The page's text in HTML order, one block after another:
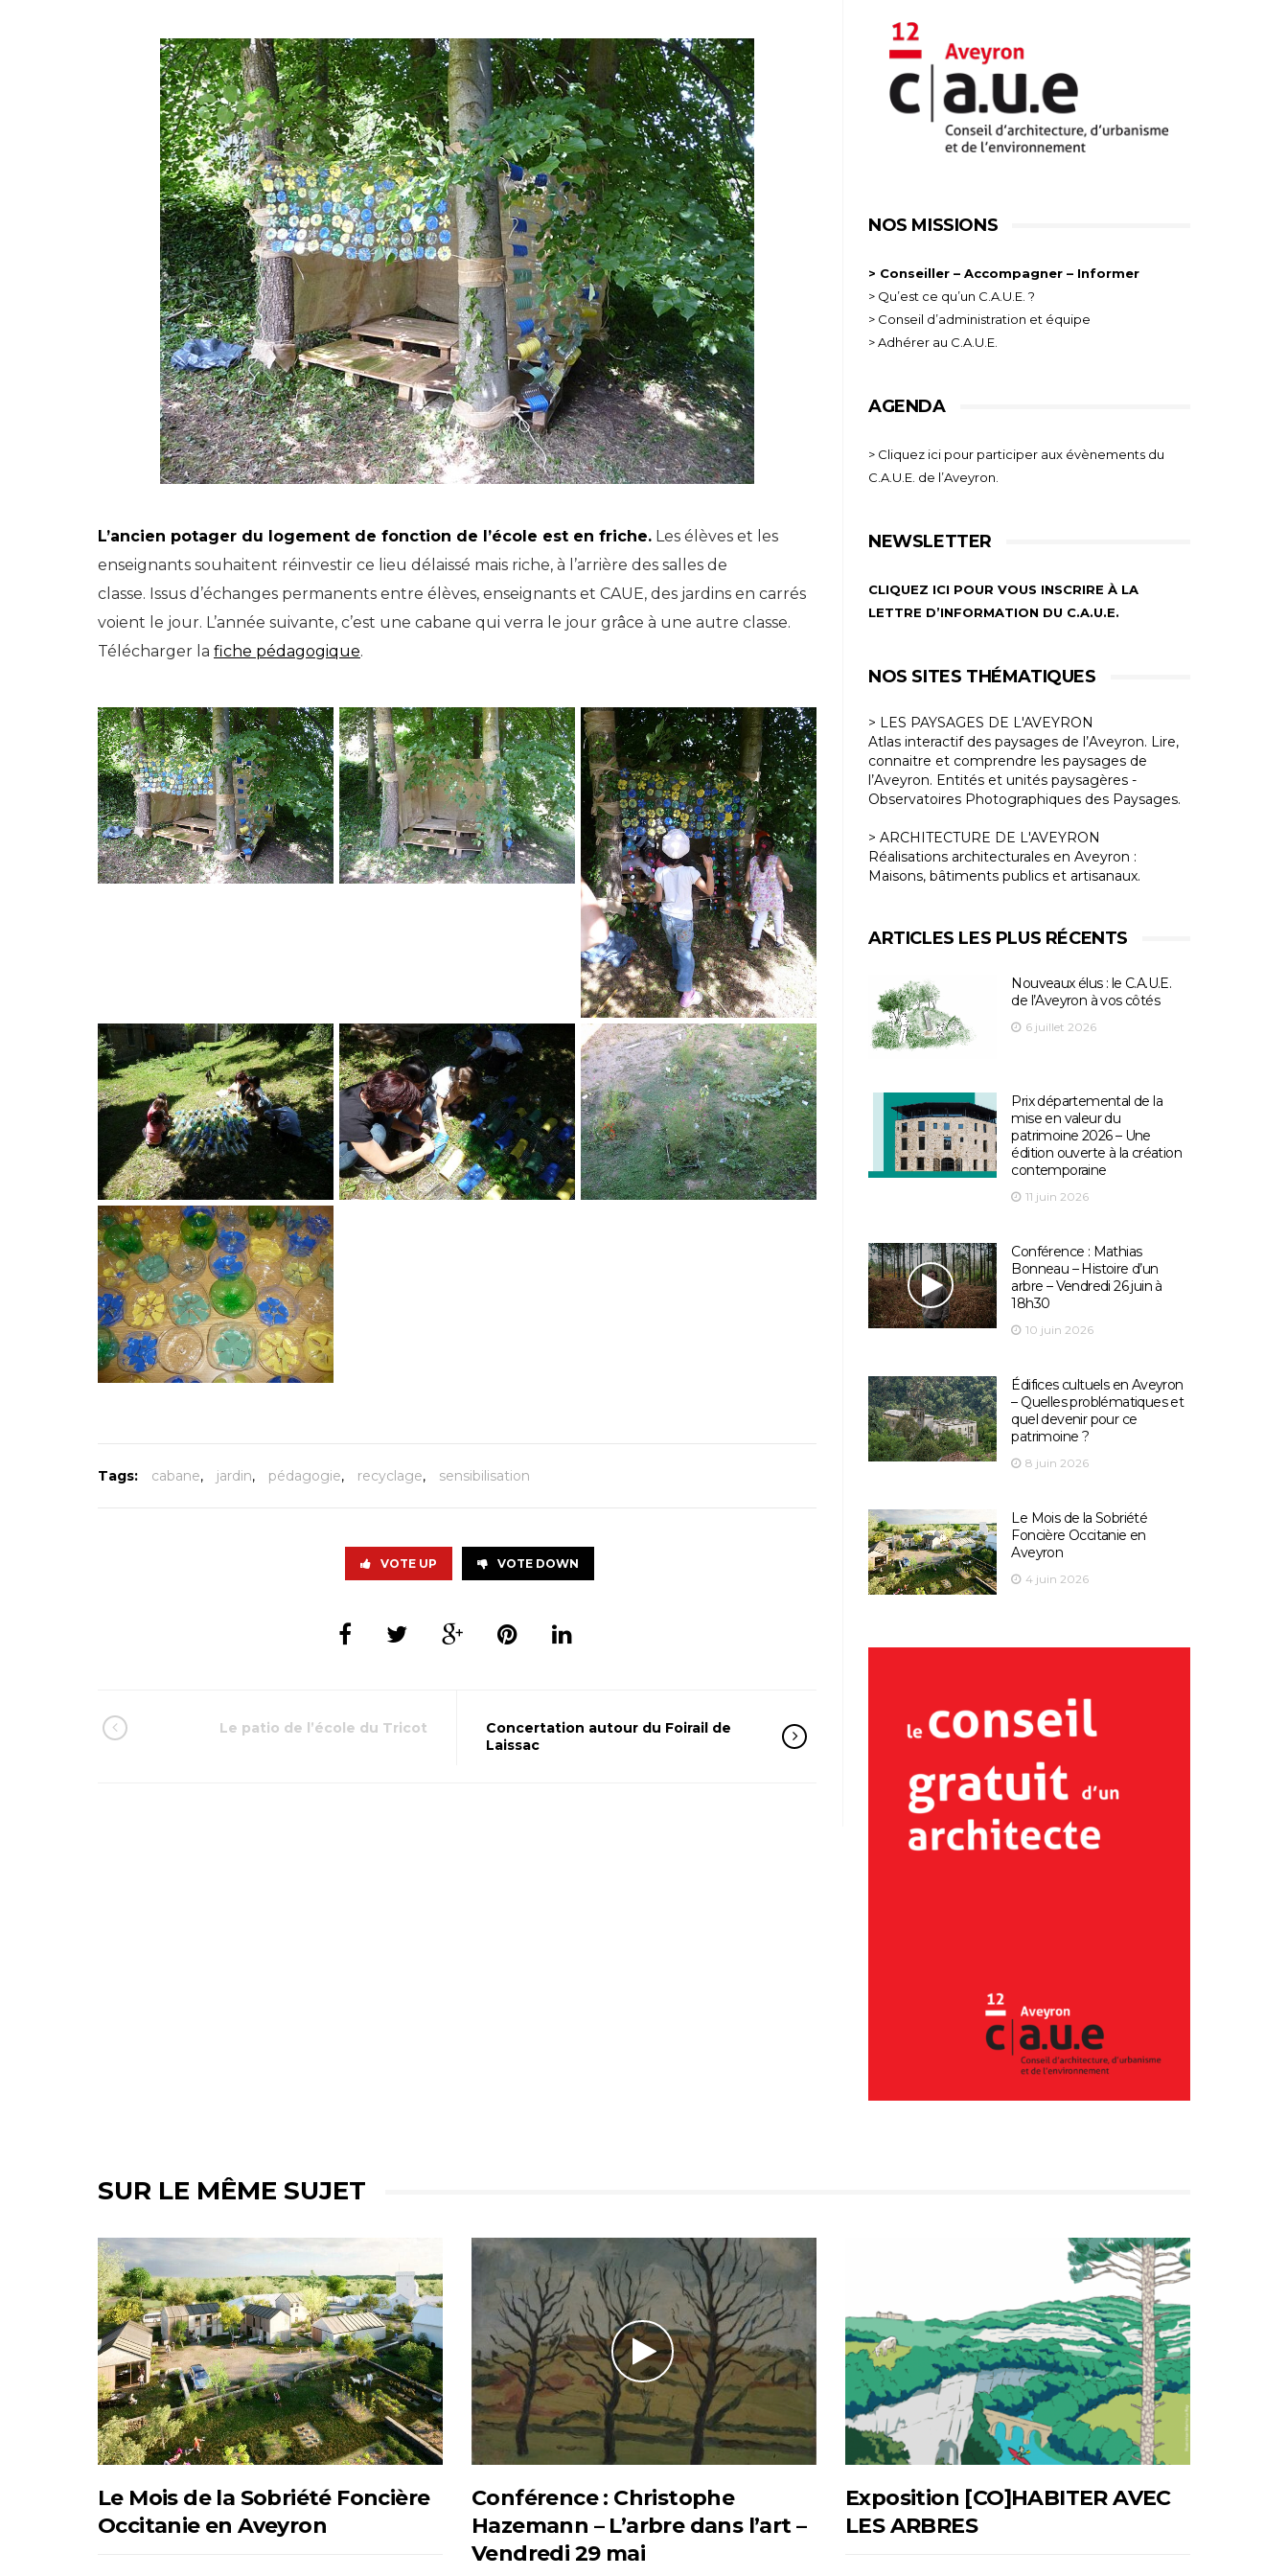
L’ancien potager du logement de fonction de l’école est en friche. Les élèves et les
enseignants souhaitent réinvestir ce lieu délaissé mais riche, à l’arrière des salles de
classe. Issus d’échanges permanents entre élèves, enseignants et CAUE, des jardins en carrés
voient le jour. L’année suivante, c’est une cabane qui verra le jour grâce à une autre classe.
Télécharger la fiche pédagogique.
Tags: cabane, jardin, pédagogie, recyclage, sensibilisation
VOTE UP VOTE DOWN
Le patio de l’école du Tricot
Concertation autour du Foirail de
Laissac
NOS MISSIONS
> Conseiller – Accompagner – Informer
> Qu’est ce qu’un C.A.U.E. ?
> Conseil d’administration et équipe
> Adhérer au C.A.U.E.
AGENDA
> Cliquez ici pour participer aux évènements du
C.A.U.E. de l’Aveyron.
NEWSLETTER
CLIQUEZ ICI POUR VOUS INSCRIRE À LA
LETTRE D’INFORMATION DU C.A.U.E.
NOS SITES THÉMATIQUES
> LES PAYSAGES DE L'AVEYRON
Atlas interactif des paysages de l’Aveyron. Lire,
connaitre et comprendre les paysages de
l’Aveyron. Entités et unités paysagères -
Observatoires Photographiques des Paysages.
> ARCHITECTURE DE L'AVEYRON
Réalisations architecturales en Aveyron :
Maisons, bâtiments publics et artisanaux.
ARTICLES LES PLUS RÉCENTS
Nouveaux élus : le C.A.U.E.
de l’Aveyron à vos côtés
6 juillet 2026
Prix départemental de la
mise en valeur du
patrimoine 2026 – Une
édition ouverte à la création
contemporaine
11 juin 2026
Conférence : Mathias
Bonneau – Histoire d’un
arbre – Vendredi 26 juin à
18h30
10 juin 2026
Édifices cultuels en Aveyron
– Quelles problématiques et
quel devenir pour ce
patrimoine ?
8 juin 2026
Le Mois de la Sobriété
Foncière Occitanie en
Aveyron
4 juin 2026
SUR LE MÊME SUJET
Le Mois de la Sobriété Foncière
Occitanie en Aveyron
Conférence : Christophe
Hazemann – L’arbre dans l’art –
Vendredi 29 mai
Exposition [CO]HABITER AVEC
LES ARBRES